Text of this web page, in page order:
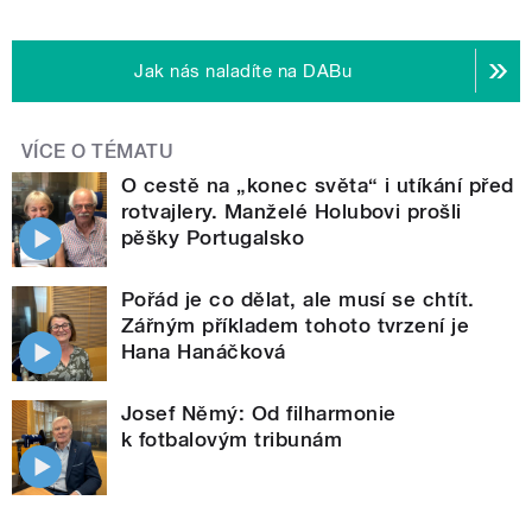
Jak nás naladíte na DABu
VÍCE O TÉMATU
O cestě na „konec světa“ i utíkání před
rotvajlery. Manželé Holubovi prošli
pěšky Portugalsko
Pořád je co dělat, ale musí se chtít.
Zářným příkladem tohoto tvrzení je
Hana Hanáčková
Josef Němý: Od filharmonie
k fotbalovým tribunám